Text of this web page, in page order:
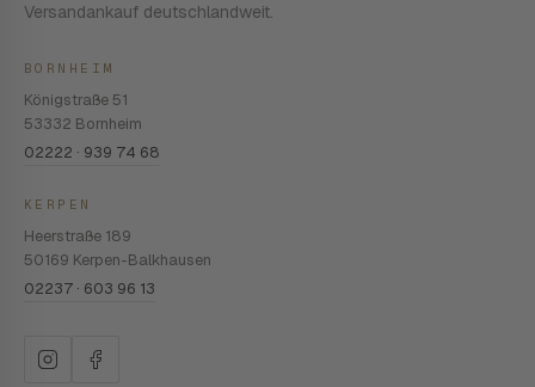
Versandankauf deutschlandweit.
BORNHEIM
Königstraße 51
53332 Bornheim
02222 · 939 74 68
KERPEN
Heerstraße 189
50169 Kerpen-Balkhausen
02237 · 603 96 13